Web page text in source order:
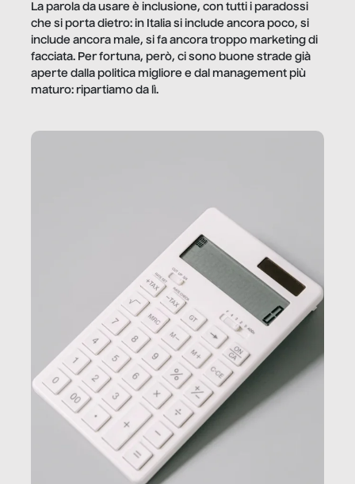
La parola da usare è inclusione, con tutti i paradossi
che si porta dietro: in Italia si include ancora poco, si
include ancora male, si fa ancora troppo marketing di
facciata. Per fortuna, però, ci sono buone strade già
aperte dalla politica migliore e dal management più
maturo: ripartiamo da lì.